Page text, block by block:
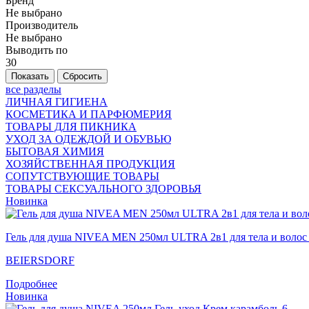
Не выбрано
Производитель
Не выбрано
Выводить по
30
все разделы
ЛИЧНАЯ ГИГИЕНА
КОСМЕТИКА И ПАРФЮМЕРИЯ
ТОВАРЫ ДЛЯ ПИКНИКА
УХОД ЗА ОДЕЖДОЙ И ОБУВЬЮ
БЫТОВАЯ ХИМИЯ
ХОЗЯЙСТВЕННАЯ ПРОДУКЦИЯ
СОПУТСТВУЮЩИЕ ТОВАРЫ
ТОВАРЫ СЕКСУАЛЬНОГО ЗДОРОВЬЯ
Новинка
Гель для душа NIVEA MEN 250мл ULTRA 2в1 для тела и волос
BEIERSDORF
Подробнее
Новинка